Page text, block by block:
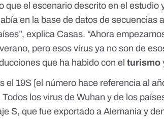
que el escenario descrito en el estudio
en la base de datos de secuencias
explica Casas. “Ahora
pero esos virus ya no son de
que ha habido con elturismo
el 19S [el número hace referencia al
Todos los virus de Wuhan y de los
S, que fue exportado a Alemania y